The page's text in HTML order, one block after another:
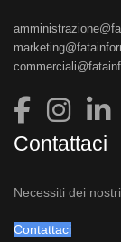
Contattaci
Necessiti dei
Contattaci